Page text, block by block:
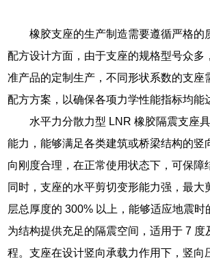
橡胶支座的生产制造需要遵循严格的
配方设计方面，由于支座的规格型号众多
准产品的定制生产，不同形状系数的支座
配方方案，以确保各项力学性能指标均能
水平力分散力型 LNR 橡胶隔震支座
能力，能够满足各类建筑或桥梁结构的竖
向刚度合理，在正常使用状态下，可保障
同时，支座的水平剪切变形能力强，最大
层总厚度的 300% 以上，能够适应地震时
为结构提供充足的隔震空间，适用于 7 度
程。支座在设计竖向承载力作用下，竖向